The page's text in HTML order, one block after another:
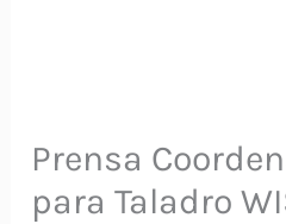
Prensa
para Taladro